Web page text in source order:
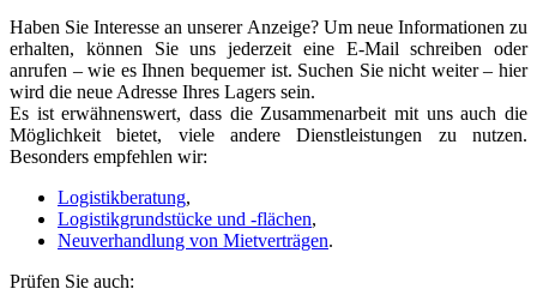
Haben Sie Interesse an unserer Anzeige? Um neue Informationen zu
erhalten, können Sie uns jederzeit eine E-Mail schreiben oder
anrufen – wie es Ihnen bequemer ist. Suchen Sie nicht weiter – hier
wird die neue Adresse Ihres Lagers sein.
Es ist erwähnenswert, dass die Zusammenarbeit mit uns auch die
Möglichkeit bietet, viele andere Dienstleistungen zu nutzen.
Besonders empfehlen wir:
Logistikberatung,
Logistikgrundstücke und -flächen,
Neuverhandlung von Mietverträgen.
Prüfen Sie auch: